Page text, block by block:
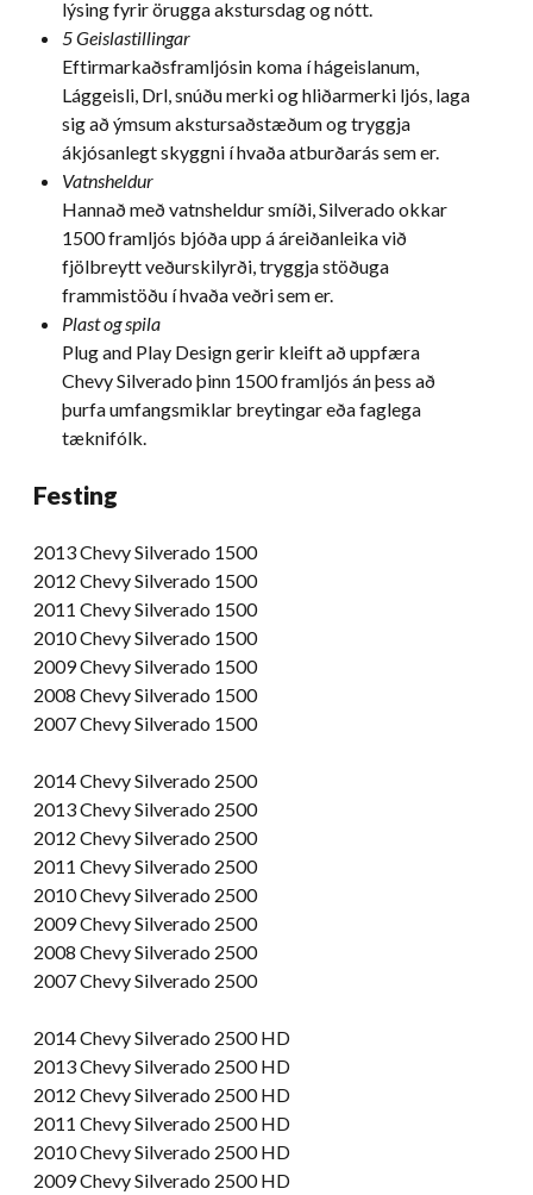
lýsing fyrir örugga akstursdag og nótt.
5 Geislastillingar
Eftirmarkaðsframljósin koma í hágeislanum,
Lággeisli, Drl, snúðu merki og hliðarmerki ljós, laga
sig að ýmsum akstursaðstæðum og tryggja
ákjósanlegt skyggni í hvaða atburðarás sem er.
Vatnsheldur
Hannað með vatnsheldur smíði, Silverado okkar
1500 framljós bjóða upp á áreiðanleika við
fjölbreytt veðurskilyrði, tryggja stöðuga
frammistöðu í hvaða veðri sem er.
Plast og spila
Plug and Play Design gerir kleift að uppfæra
Chevy Silverado þinn 1500 framljós án þess að
þurfa umfangsmiklar breytingar eða faglega
tæknifólk.
Festing
2013 Chevy Silverado 1500
2012 Chevy Silverado 1500
2011 Chevy Silverado 1500
2010 Chevy Silverado 1500
2009 Chevy Silverado 1500
2008 Chevy Silverado 1500
2007 Chevy Silverado 1500
2014 Chevy Silverado 2500
2013 Chevy Silverado 2500
2012 Chevy Silverado 2500
2011 Chevy Silverado 2500
2010 Chevy Silverado 2500
2009 Chevy Silverado 2500
2008 Chevy Silverado 2500
2007 Chevy Silverado 2500
2014 Chevy Silverado 2500 HD
2013 Chevy Silverado 2500 HD
2012 Chevy Silverado 2500 HD
2011 Chevy Silverado 2500 HD
2010 Chevy Silverado 2500 HD
2009 Chevy Silverado 2500 HD